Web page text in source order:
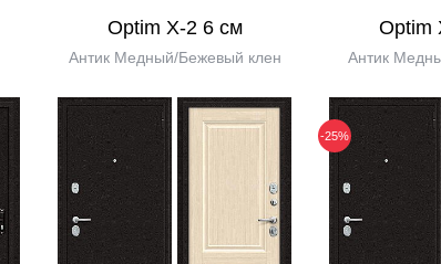
Optim X-2 6 см
Антик Медный/Бежевый клен
Optim
Антик
-25%